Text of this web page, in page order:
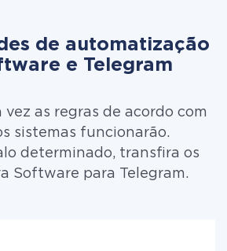
de automatização
e Telegram
as regras de acordo com
sistemas funcionarão.
determinado, transfira os
Software para Telegram.